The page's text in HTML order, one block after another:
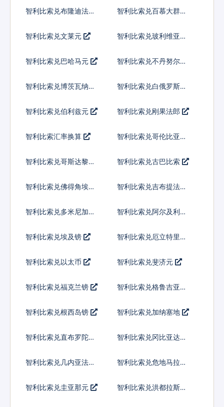
智利比索兑布隆迪法郎
智利比索兑百慕大群岛
智利比索兑文莱元 智利比索兑玻利维亚诺
智利比索兑巴哈马元
智利比索兑不丹努尔特
智利比索兑博茨瓦纳普
智利比索兑白俄罗斯卢
智利比索兑伯利兹元 智利比索兑刚果法郎
智利比索汇率换算
智利比索兑哥伦比亚比
智利比索兑哥斯达黎加
智利比索兑古巴比索
智利比索兑佛得角埃斯
智利比索兑吉布提法郎
智利比索兑多米尼加比
智利比索兑阿尔及利亚
智利比索兑埃及镑
智利比索兑厄立特里亚
智利比索兑以太币 智利比索兑斐济元
智利比索兑福克兰镑
智利比索兑格鲁吉亚拉
智利比索兑根西岛镑 智利比索兑加纳塞地
智利比索兑直布罗陀镑
智利比索兑冈比亚达拉
智利比索兑几内亚法郎
智利比索兑危地马拉格
智利比索兑圭亚那元
智利比索兑洪都拉斯伦